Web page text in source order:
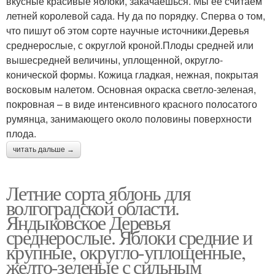
летней королевой сада. Ну да по порядку. Сперва о том,
что пишут об этом сорте научные источники.Деревья
среднерослые, с округлой кроной.Плоды средней или
вышесредней величины, уплощенной, округло-
конической формы. Кожица гладкая, нежная, покрытая
восковым налетом. Основная окраска светло-зеленая,
покровная – в виде интенсивного красного полосатого
румянца, занимающего около половины поверхности
плода.
читать дальше →
Летние сорта яблонь для
волгоградской области.
Яндыковское Деревья
среднерослые. Яблоки средние и
крупные, округло-уплощенные,
желто-зеленые с сильным